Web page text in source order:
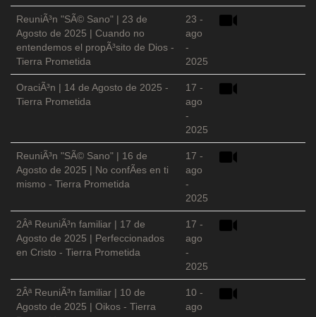
ReuniÃ³n "SÃ© Sano" | 23 de
Agosto de 2025 | Cuando no
entendemos el propÃ³sito de Dios -
Tierra Prometida
23 -
ago
-
2025
OraciÃ³n | 14 de Agosto de 2025 -
Tierra Prometida
17 -
ago
-
2025
ReuniÃ³n "SÃ© Sano" | 16 de
Agosto de 2025 | No confÃ­es en ti
mismo - Tierra Prometida
17 -
ago
-
2025
2Âª ReuniÃ³n familiar | 17 de
Agosto de 2025 | Perfeccionados
en Cristo - Tierra Prometida
17 -
ago
-
2025
2Âª ReuniÃ³n familiar | 10 de
Agosto de 2025 | Oikos - Tierra
10 -
ago